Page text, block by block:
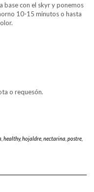
base con el skyr y ponemos
10-15 minutos o hasta
o requesón.
healthy,hojaldre, nectarina postre,